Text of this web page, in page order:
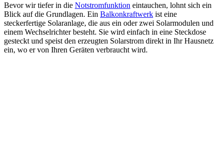
Bevor wir tiefer in die Notstromfunktion eintauchen, lohnt sich ein
Blick auf die Grundlagen. Ein Balkonkraftwerk ist eine
steckerfertige Solaranlage, die aus ein oder zwei Solarmodulen und
einem Wechselrichter besteht. Sie wird einfach in eine Steckdose
gesteckt und speist den erzeugten Solarstrom direkt in Ihr Hausnetz
ein, wo er von Ihren Geräten verbraucht wird.